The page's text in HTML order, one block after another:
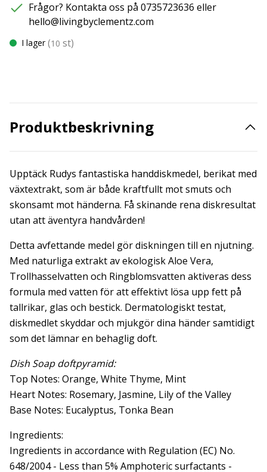
Frågor? Kontakta oss på 0735723636 eller
hello@livingbyclementz.com
I lager (10 st)
Produktbeskrivning
Upptäck Rudys fantastiska handdiskmedel, berikat med
växtextrakt, som är både kraftfullt mot smuts och
skonsamt mot händerna. Få skinande rena diskresultat
utan att äventyra handvården!
Detta avfettande medel gör diskningen till en njutning.
Med naturliga extrakt av ekologisk Aloe Vera,
Trollhasselvatten och Ringblomsvatten aktiveras dess
formula med vatten för att effektivt lösa upp fett på
tallrikar, glas och bestick. Dermatologiskt testat,
diskmedlet skyddar och mjukgör dina händer samtidigt
som det lämnar en behaglig doft.
Dish Soap doftpyramid:
Top Notes: Orange, White Thyme, Mint
Heart Notes: Rosemary, Jasmine, Lily of the Valley
Base Notes: Eucalyptus, Tonka Bean
Ingredients:
Ingredients in accordance with Regulation (EC) No.
648/2004 - Less than 5% Amphoteric surfactants -